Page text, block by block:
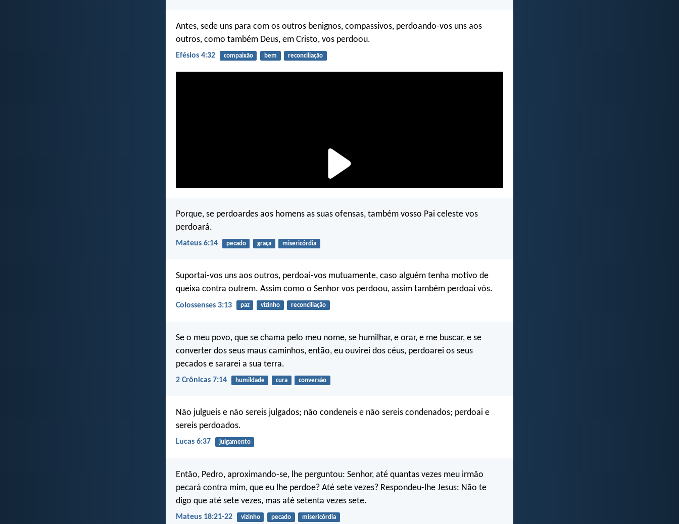
Antes, sede uns para com os outros benignos, compassivos, perdoando-vos uns aos
outros, como também Deus, em Cristo, vos perdoou.
Efésios 4:32 compaixão bem reconciliação
Porque, se perdoardes aos homens as suas ofensas, também vosso Pai celeste vos
perdoará.
Mateus 6:14 pecado graça misericórdia
Suportai-vos uns aos outros, perdoai-vos mutuamente, caso alguém tenha motivo de
queixa contra outrem. Assim como o Senhor vos perdoou, assim também perdoai vós.
Colossenses 3:13 paz vizinho reconciliação
Se o meu povo, que se chama pelo meu nome, se humilhar, e orar, e me buscar, e se
converter dos seus maus caminhos, então, eu ouvirei dos céus, perdoarei os seus
pecados e sararei a sua terra.
2 Crônicas 7:14 humildade cura conversão
Não julgueis e não sereis julgados; não condeneis e não sereis condenados; perdoai e
sereis perdoados.
Lucas 6:37 julgamento
Então, Pedro, aproximando-se, lhe perguntou: Senhor, até quantas vezes meu irmão
pecará contra mim, que eu lhe perdoe? Até sete vezes? Respondeu-lhe Jesus: Não te
digo que até sete vezes, mas até setenta vezes sete.
Mateus 18:21-22 vizinho pecado misericórdia